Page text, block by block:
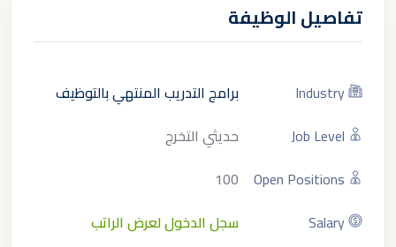
تفاصيل الوظيفة
Industry
برامج التدريب المنتهي بالتوظيف
Job Level
حديثي التخرج
Open Positions
100
Salary
سجل الدخول لعرض الراتب